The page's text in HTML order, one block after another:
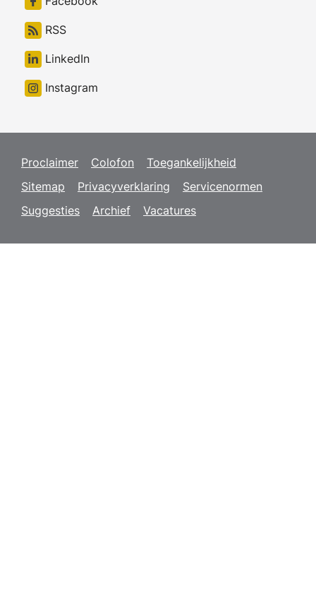
RSS
LinkedIn
Instagram
Proclaimer Colofon
Toegankelijkheid
Sitemap
Privacyverklaring
Servicenormen
Suggesties
Archief Vacatures